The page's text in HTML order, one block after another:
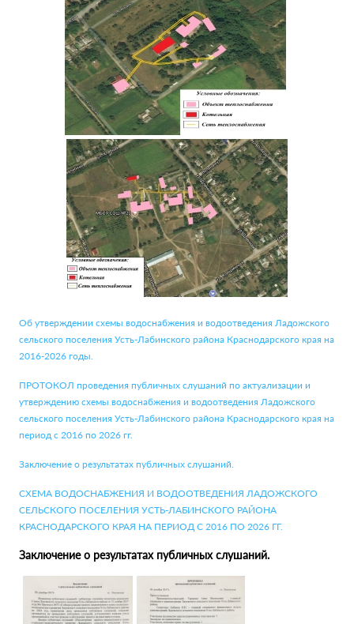
Об утверждении схемы водоснабжения и водоотведения Ладожского
сельского поселения Усть-Лабинского района Краснодарского края на
2016-2026 годы.
ПРОТОКОЛ проведения публичных слушаний по актуализации и
утверждению схемы водоснабжения и водоотведения Ладожского
сельского поселения Усть-Лабинского района Краснодарского края на
период с 2016 по 2026 гг.
Заключение о результатах публичных слушаний.
СХЕМА ВОДОСНАБЖЕНИЯ И ВОДООТВЕДЕНИЯ ЛАДОЖСКОГО
СЕЛЬСКОГО ПОСЕЛЕНИЯ УСТЬ-ЛАБИНСКОГО РАЙОНА
КРАСНОДАРСКОГО КРАЯ НА ПЕРИОД С 2016 ПО 2026 ГГ.
Заключение о результатах публичных слушаний.